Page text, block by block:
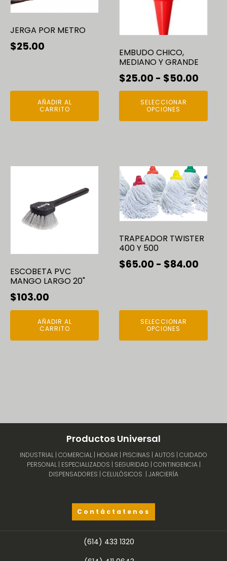
JERGA POR METRO
$25.00
AÑADIR AL
CARRITO
EMBUDO CHICO,
MEDIANO Y GRANDE
$25.00 - $50.00
de
SELECCIONAR
OPCIONES
opciones
en
página
de
producto
ESCOBETA PVC
MANGO LARGO 20"
$103.00
AÑADIR AL
CARRITO
TRAPEADOR TWISTER
400 Y 500
$65.00 - $84.00
SELECCIONAR
OPCIONES
Este
producto
tiene
múltiples
variantes.
Las
opciones
se
la
página
de
Productos Universal
INDUSTRIAL | COMERCIAL | HOGAR | PISCINAS | AUTOS | CUIDADO
PERSONAL | ESPECIALIZADOS | SEGURIDAD | CONTINGENCIA |
DISPENSADORES | CELULÓSICOS | JARCIERÍA
Contáctatenos
(614) 433 1320